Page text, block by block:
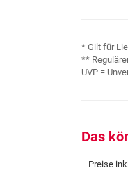
* Gilt für
**
UVP =
Das
Preise